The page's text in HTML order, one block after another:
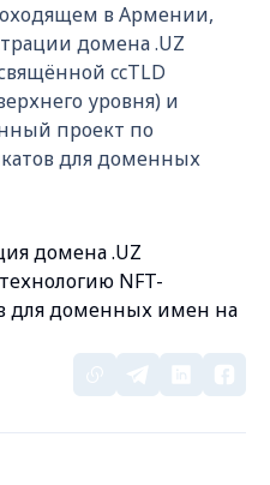
в Армении,
домена .UZ
ccTLD
уровня) и
проект по
для доменных
домена .UZ
NFT-
для доменных имен на